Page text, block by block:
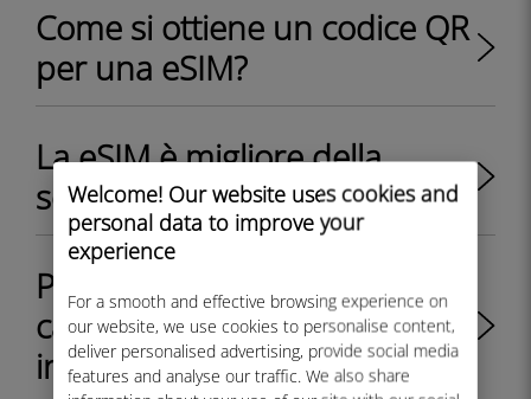
Welcome! Our website uses cookies and
personal data to improve your
experience
For a smooth and effective browsing experience on
our website, we use cookies to personalise content,
deliver personalised advertising, provide social media
features and analyse our traffic. We also share
Come si ottiene un codice QR
per una eSIM?
La eSIM è migliore della
scheda SIM fisica?
Posso ancora utilizzare la mia
carta SIM dopo aver
installato la eSIM?